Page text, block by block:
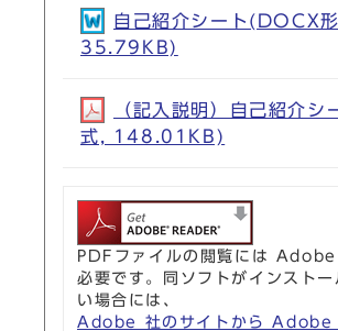
自己紹介シート(DOCX形
35.79KB)
（記入説明）自己紹介シ
式, 148.01KB)
PDFファイルの閲覧には
必要です。同ソフトがインストー
い場合には、
Adobe 社のサイトから